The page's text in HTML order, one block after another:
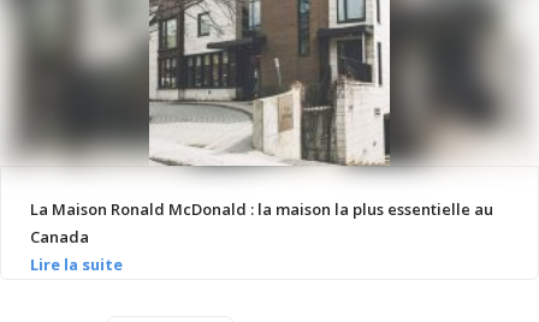
La Maison Ronald McDonald : la maison la plus essentielle au
Canada